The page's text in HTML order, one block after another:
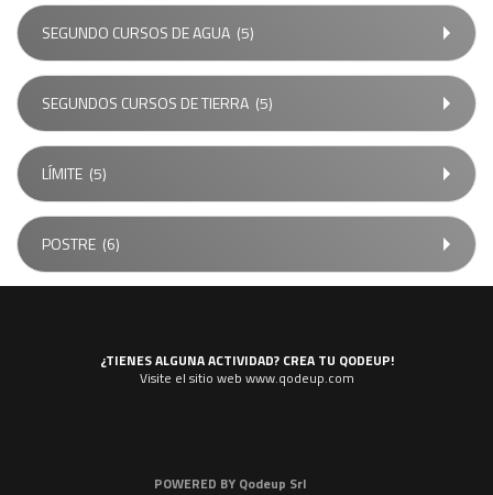
SEGUNDO CURSOS DE AGUA (5)
SEGUNDOS CURSOS DE TIERRA (5)
LÍMITE (5)
POSTRE (6)
¿TIENES ALGUNA ACTIVIDAD? CREA TU QODEUP!
Visite el sitio web www.qodeup.com
POWERED BY Qodeup Srl